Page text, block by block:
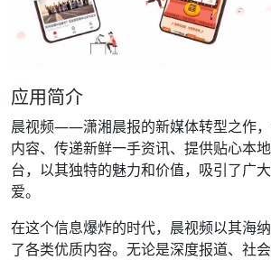
应用简介
晨视频——潇湘晨报的新媒体转型之作
内容、传递新鲜一手资讯、提供贴心本
台，以其独特的魅力和价值，吸引了广
爱。
在这个信息爆炸的时代，晨视频以其海
了各类优质内容。无论是深度报道、社